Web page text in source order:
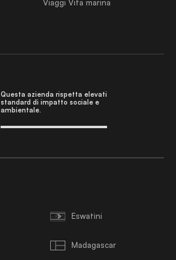
Viaggi Vita marina
Questa azienda rispetta elevati
standard di impatto sociale e
ambientale.
Eswatini
Madagascar